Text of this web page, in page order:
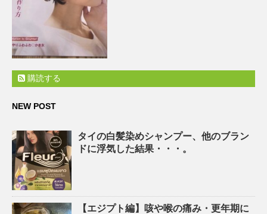
購読する
NEW POST
タイの白髪染めシャンプー、他のブラン
ドに浮気した結果・・・。
【エジプト編】咳や喉の痛み・更年期に